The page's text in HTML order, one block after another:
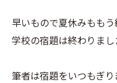
早いもので夏休みもも
学校の宿題は終わりまし
筆者は宿題をいつもぎ